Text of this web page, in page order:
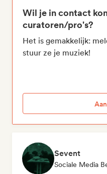
Wil je in contact
curatoren/pro's?
Het is gemakkelijk:
stuur ze je muziek!
Sevent
Sociale Media